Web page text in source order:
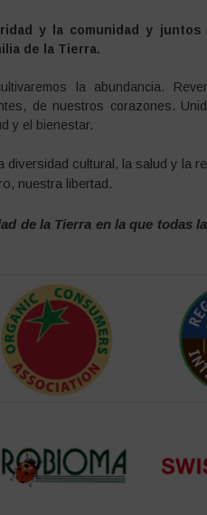
y la comunidad y
de la Tierra.
la abundancia.
de nuestros corazones.
y el bienestar.
diversidad cultural, la salud y la
nuestra libertad.
de la Tierra en la que todas